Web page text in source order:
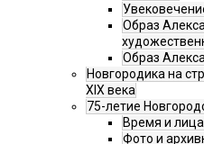
Образ
Образ
Новгородика на
XIX века
75-летие
Время и
Фото и